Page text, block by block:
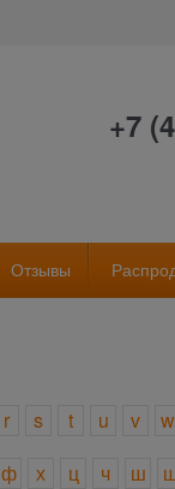
+7
Отзывы
r s t u v w
ф х ц ч ш